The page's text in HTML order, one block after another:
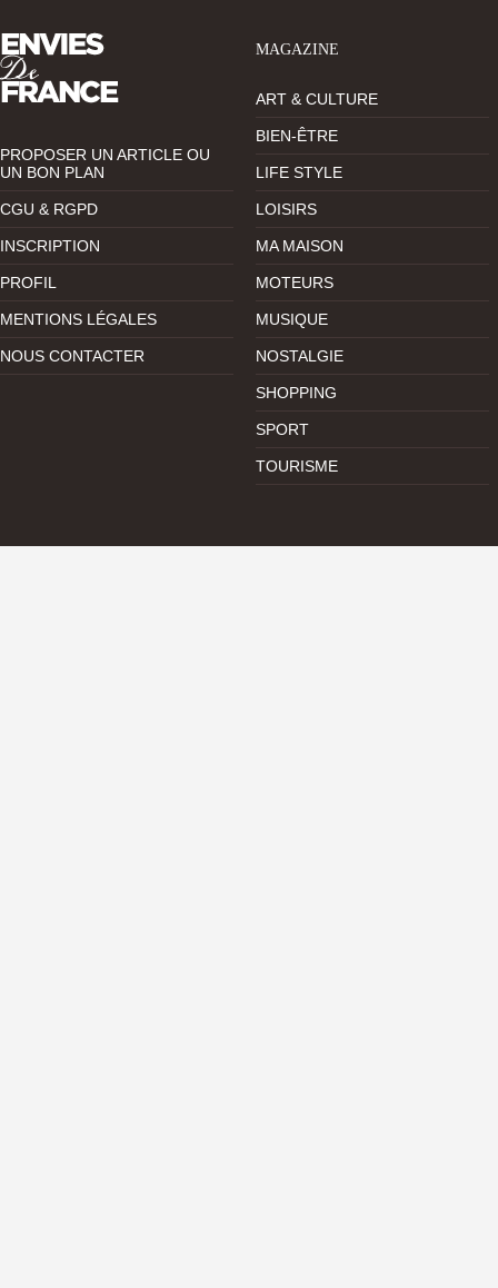
PROPOSER UN ARTICLE OU
UN BON PLAN
CGU & RGPD
INSCRIPTION
PROFIL
MENTIONS LÉGALES
NOUS CONTACTER
MAGAZINE
ART & CULTURE
BIEN-ÊTRE
LIFE STYLE
LOISIRS
MA MAISON
MOTEURS
MUSIQUE
NOSTALGIE
SHOPPING
SPORT
TOURISME